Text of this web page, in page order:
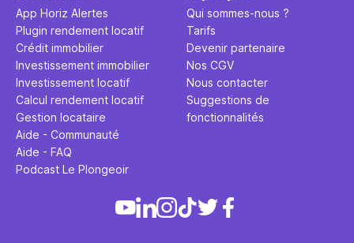
App Horiz Alertes
Plugin rendement locatif
Crédit immobilier
Investissement immobilier
Investissement locatif
Calcul rendement locatif
Gestion locataire
Aide - Communauté
Aide - FAQ
Podcast Le Plongeoir
Qui sommes-nous ?
Tarifs
Devenir partenaire
Nos CGV
Nous contacter
Suggestions de
fonctionnalités